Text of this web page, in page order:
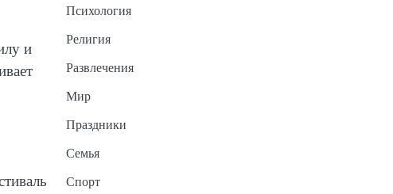
и
Психология
Религия
Развлечения
Мир
Праздники
Семья
Спорт